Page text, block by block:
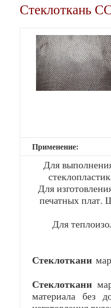
Стеклоткань
Применение:
Для
Для
печатных плат.
Для
Стеклоткани
Стеклоткани
материала без